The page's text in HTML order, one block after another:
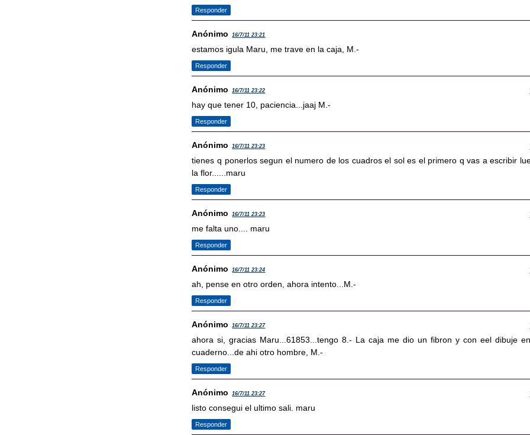
Responder
Anónimo 16/7/11 23:21
estamos igula Maru, me trave en la caja, M.-
Responder
Anónimo 16/7/11 23:22
hay que tener 10, paciencia...jaaj M.-
Responder
Anónimo 16/7/11 23:23
tienes q ponerlos segun el numero de los cuadros el sol es el primero q vas a escribir
la flor......maru
Responder
Anónimo 16/7/11 23:23
me falta uno.... maru
Responder
Anónimo 16/7/11 23:24
ah, pense en otro orden, ahora intento...M.-
Responder
Anónimo 16/7/11 23:27
ahora si, gracias Maru...61853...tengo 8.- La caja me dio un fibron y con eel dibuje
cuaderno...de ahi otro hombre, M.-
Responder
Anónimo 16/7/11 23:27
listo consegui el ultimo sali. maru
Responder